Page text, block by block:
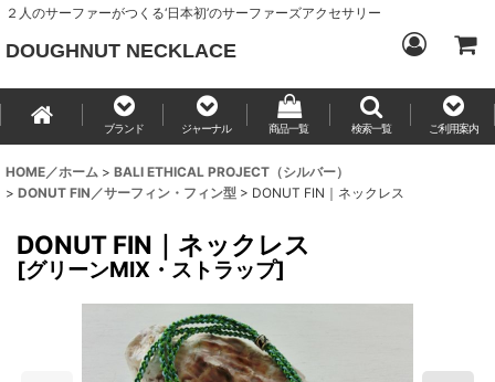
２人のサーファーがつくる‘日本初’のサーファーズアクセサリー
DOUGHNUT NECKLACE
ブランド ジャーナル 商品一覧 検索一覧 ご利用案内
HOME／ホーム > BALI ETHICAL PROJECT（シルバー）
> DONUT FIN／サーフィン・フィン型 > DONUT FIN｜ネックレス
DONUT FIN｜ネックレス
[グリーンMIX・ストラップ]